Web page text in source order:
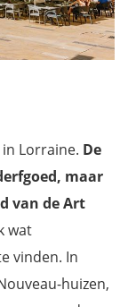
Lorraine. De
maar
van de Art
wat
vinden. In
huizen,